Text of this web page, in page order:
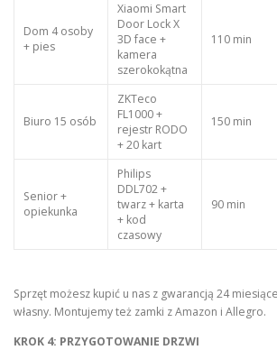
Dom 4 osoby
+ pies
Xiaomi Smart
Door Lock X
3D face +
kamera
szerokokątna
110 min
Biuro 15 osób
ZKTeco
FL1000 +
rejestr RODO
+ 20 kart
150 min
Senior +
opiekunka
Philips
DDL702 +
twarz + karta
+ kod
czasowy
90 min
Sprzęt możesz kupić u nas z gwarancją 24
własny. Montujemy też zamki z Amazon i Allegro.
KROK 4: PRZYGOTOWANIE DRZWI